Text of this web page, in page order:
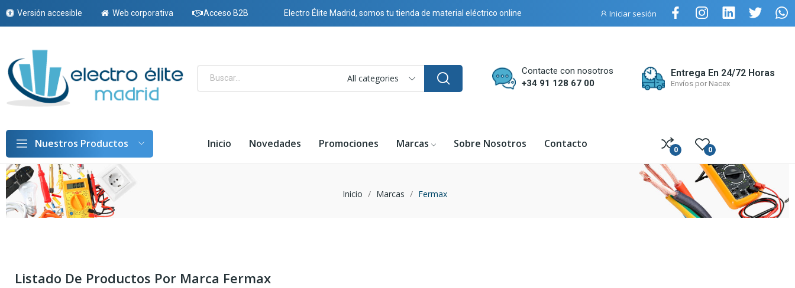
Versión accesible Web corporativa Acceso B2B Electro Élite Madrid, somos tu tienda de material eléctrico online Iniciar sesión
All categories
Contacte con nosotros
+34 91 128 67 00
Entrega En 24/72 Horas
Envíos por Nacex
Nuestros Productos Inicio Novedades Promociones Marcas Sobre Nosotros Contacto 0 0
Inicio Marcas Fermax
Listado De Productos Por Marca Fermax